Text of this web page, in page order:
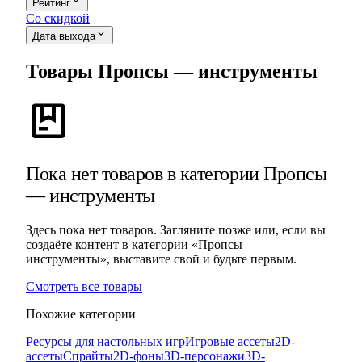
Рейтинг
Со скидкой
Дата выхода expand_more
Товары Пропсы — инструменты
package
Пока нет товаров в категории Пропсы
— инструменты
Здесь пока нет товаров. Загляните позже или, если вы
создаёте контент в категории «Пропсы —
инструменты», выставите свой и будьте первым.
Смотреть все товары
Похожие категории
Ресурсы для настольных игрИгровые ассеты2D-
ассетыСпрайты2D-фоны3D-персонажи3D-